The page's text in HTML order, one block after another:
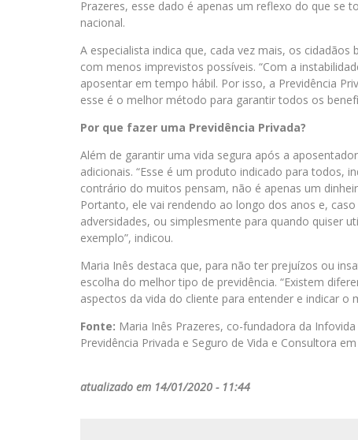
Prazeres, esse dado é apenas um reflexo do que se
nacional.
A especialista indica que, cada vez mais, os
com menos imprevistos possíveis. “Com a
aposentar em tempo hábil. Por isso, a Previdência
esse é o melhor método para garantir todos os
Por que fazer uma Previdência Privada?
Além de garantir uma vida segura após a
adicionais. “Esse é um produto indicado para todos,
contrário do muitos pensam, não é apenas um
Portanto, ele vai rendendo ao longo dos anos e,
adversidades, ou simplesmente para quando quiser
exemplo”, indicou.
Maria Inês destaca que, para não ter prejuízos ou
escolha do melhor tipo de previdência. “Existem
aspectos da vida do cliente para entender e indicar o
Fonte: Maria Inês Prazeres, co-fundadora da
Previdência Privada e Seguro de Vida e Consultora
atualizado em 14/01/2020 - 11:44